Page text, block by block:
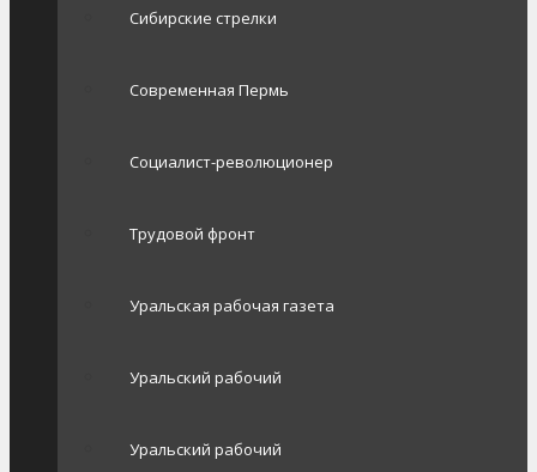
Сибирские стрелки
Современная Пермь
Социалист-революционер
Трудовой фронт
Уральская рабочая газета
Уральский рабочий
Уральский рабочий